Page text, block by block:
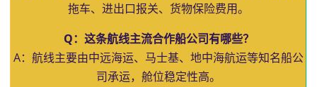
拖车、进出口报关、货物保险费用。
Q：这条航线主流合作船公司有哪些？
A：航线主要由中远海运、马士基、地中海航运等知名船公
司承运，舱位稳定性高。